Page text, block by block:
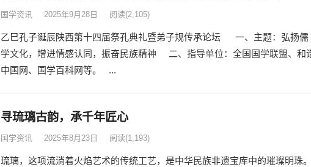
国学资讯 2025年9月28日 阅读(2,105)
乙巳孔子诞辰陕西第十四届祭孔典礼暨弟子规传承论坛 一、主题：弘扬儒
学文化，增进情感认同，振奋民族精神 二、指导单位：全国国学联盟、和
中国网、国学百科网等。 ...
寻琉璃古韵，承千年匠心
国学资讯 2025年8月23日 阅读(1,193)
琉璃，这项流淌着火焰艺术的传统工艺，是中华民族非遗宝库中的璀璨明珠